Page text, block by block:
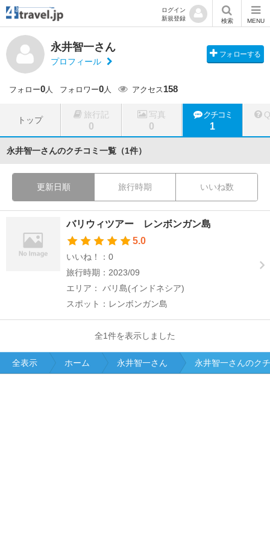
ログイン
新規登録
検索 MENU
永井智一さん
プロフィール
フォローする
フォロー0人 フォロワー0人 アクセス158
トップ
旅行記
0
写真
0
クチコミ
1
永井智一さんのクチコミ一覧（1件）
更新日順 旅行時期 いいね数
バリウィツアー レンボンガン島
5.0
いいね！：0
旅行時期：2023/09
エリア： バリ島(インドネシア)
スポット：レンボンガン島
全1件を表示しました
全表示 ホーム 永井智一さん 永井智一さんのク